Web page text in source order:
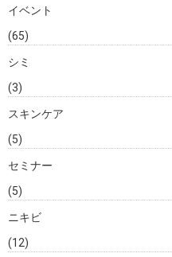
イベント
(65)
シミ
(3)
スキンケア
(5)
セミナー
(5)
ニキビ
(12)